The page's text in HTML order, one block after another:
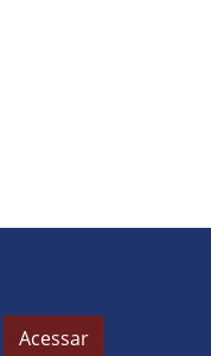
Acessar